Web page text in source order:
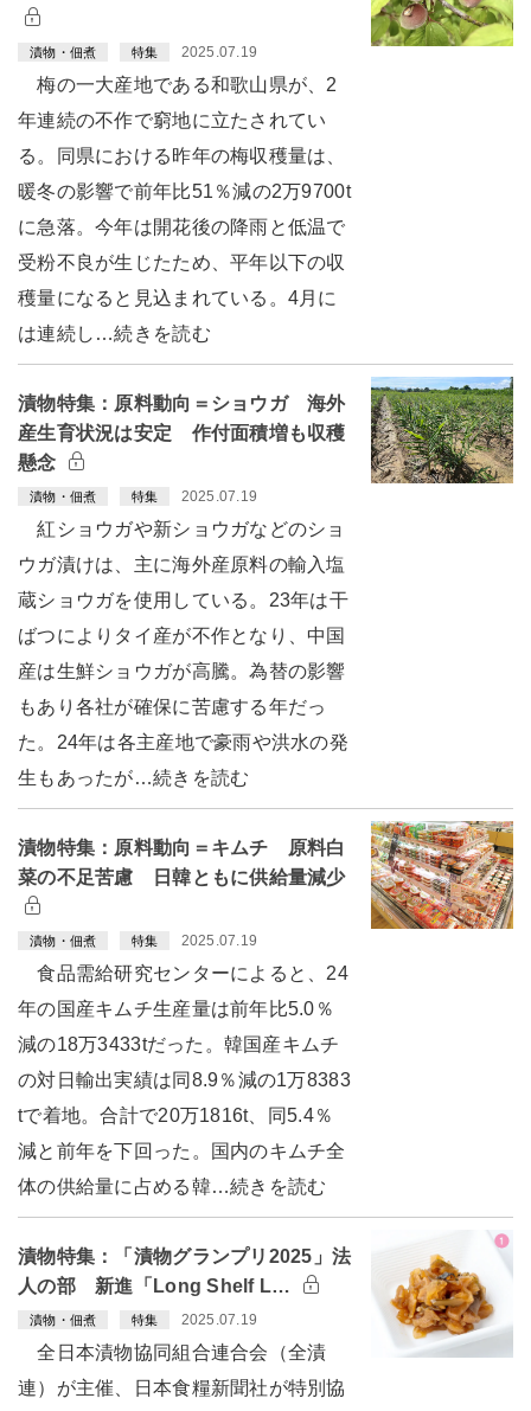
漬物・佃煮 特集 2025.07.19
梅の一大産地である和歌山県が、2
年連続の不作で窮地に立たされてい
る。同県における昨年の梅収穫量は、
暖冬の影響で前年比51％減の2万9700t
に急落。今年は開花後の降雨と低温で
受粉不良が生じたため、平年以下の収
穫量になると見込まれている。4月に
は連続し…続きを読む
漬物特集：原料動向＝ショウガ 海外
産生育状況は安定 作付面積増も収穫
懸念
漬物・佃煮 特集 2025.07.19
紅ショウガや新ショウガなどのショ
ウガ漬けは、主に海外産原料の輸入塩
蔵ショウガを使用している。23年は干
ばつによりタイ産が不作となり、中国
産は生鮮ショウガが高騰。為替の影響
もあり各社が確保に苦慮する年だっ
た。24年は各主産地で豪雨や洪水の発
生もあったが…続きを読む
漬物特集：原料動向＝キムチ 原料白
菜の不足苦慮 日韓ともに供給量減少
漬物・佃煮 特集 2025.07.19
食品需給研究センターによると、24
年の国産キムチ生産量は前年比5.0％
減の18万3433tだった。韓国産キムチ
の対日輸出実績は同8.9％減の1万8383
tで着地。合計で20万1816t、同5.4％
減と前年を下回った。国内のキムチ全
体の供給量に占める韓…続きを読む
漬物特集：「漬物グランプリ2025」法
人の部 新進「Long Shelf L…
漬物・佃煮 特集 2025.07.19
全日本漬物協同組合連合会（全漬
連）が主催、日本食糧新聞社が特別協